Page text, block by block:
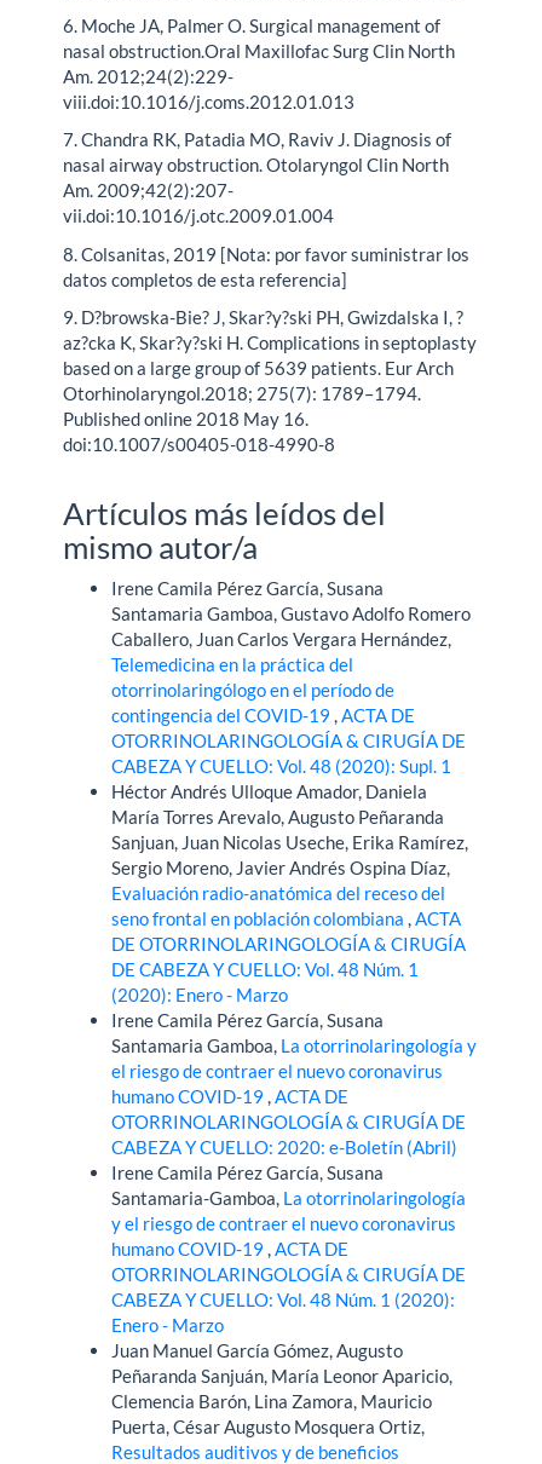
6. Moche JA, Palmer O. Surgical management of
nasal obstruction.Oral Maxillofac Surg Clin North
Am. 2012;24(2):229-
viii.doi:10.1016/j.coms.2012.01.013
7. Chandra RK, Patadia MO, Raviv J. Diagnosis of
nasal airway obstruction. Otolaryngol Clin North
Am. 2009;42(2):207-
vii.doi:10.1016/j.otc.2009.01.004
8. Colsanitas, 2019 [Nota: por favor suministrar los
datos completos de esta referencia]
9. D?browska-Bie? J, Skar?y?ski PH, Gwizdalska I, ?
az?cka K, Skar?y?ski H. Complications in septoplasty
based on a large group of 5639 patients. Eur Arch
Otorhinolaryngol.2018; 275(7): 1789–1794.
Published online 2018 May 16.
doi:10.1007/s00405-018-4990-8
Artículos más leídos del
mismo autor/a
Irene Camila Pérez García, Susana
Santamaria Gamboa, Gustavo Adolfo Romero
Caballero, Juan Carlos Vergara Hernández,
Telemedicina en la práctica del
otorrinolaringólogo en el período de
contingencia del COVID-19,ACTA DE
OTORRINOLARINGOLOGÍA & CIRUGÍA DE
CABEZA Y CUELLO: Vol. 48 (2020): Supl. 1
Héctor Andrés Ulloque Amador, Daniela
María Torres Arevalo, Augusto Peñaranda
Sanjuan, Juan Nicolas Useche, Erika Ramírez,
Sergio Moreno, Javier Andrés Ospina Díaz,
Evaluación radio-anatómica del receso del
seno frontal en población colombiana,ACTA
DE OTORRINOLARINGOLOGÍA & CIRUGÍA
DE CABEZA Y CUELLO: Vol. 48 Núm. 1
(2020): Enero - Marzo
Irene Camila Pérez García, Susana
Santamaria Gamboa, La otorrinolaringología y
el riesgo de contraer el nuevo coronavirus
humano COVID-19,ACTA DE
OTORRINOLARINGOLOGÍA & CIRUGÍA DE
CABEZA Y CUELLO: 2020: e-Boletín (Abril)
Irene Camila Pérez García, Susana
Santamaria-Gamboa, La otorrinolaringología
y el riesgo de contraer el nuevo coronavirus
humano COVID-19,ACTA DE
OTORRINOLARINGOLOGÍA & CIRUGÍA DE
CABEZA Y CUELLO: Vol. 48 Núm. 1 (2020):
Enero - Marzo
Juan Manuel García Gómez, Augusto
Peñaranda Sanjuán, María Leonor Aparicio,
Clemencia Barón, Lina Zamora, Mauricio
Puerta, César Augusto Mosquera Ortiz,
Resultados auditivos y de beneficios